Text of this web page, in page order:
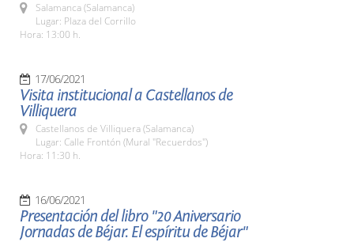
Salamanca (Salamanca)
Lugar: Plaza del Corrillo
Hora: 13:00 h.
17/06/2021
Visita institucional a Castellanos de
Villiquera
Castellanos de Villiquera (Salamanca)
Lugar: Calle Frontón (Mural "Recuerdos")
Hora: 11:30 h.
16/06/2021
Presentación del libro "20 Aniversario
Jornadas de Béjar. El espíritu de Béjar"